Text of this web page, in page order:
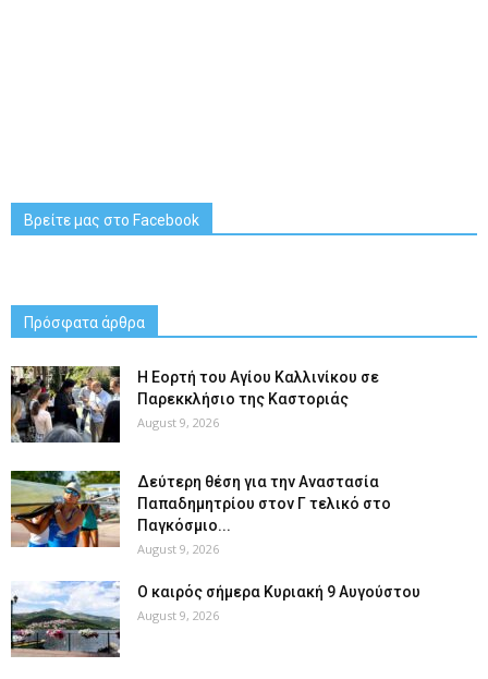
Βρείτε μας στο Facebook
Πρόσφατα άρθρα
H Εορτή του Αγίου Καλλινίκου σε
Παρεκκλήσιο της Καστοριάς
August 9, 2026
Δεύτερη θέση για την Αναστασία
Παπαδημητρίου στον Γ τελικό στο
Παγκόσμιο...
August 9, 2026
Ο καιρός σήμερα Κυριακή 9 Αυγούστου
August 9, 2026